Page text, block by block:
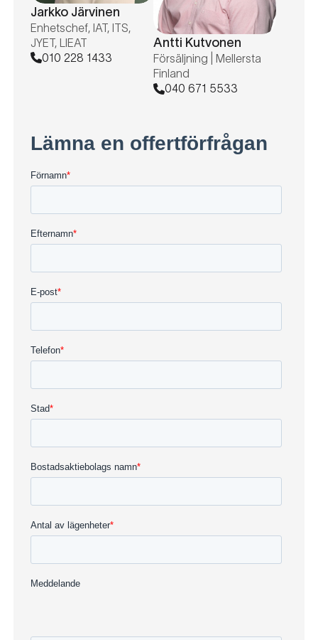
Jarkko Järvinen
Enhetschef, IAT, ITS,
JYET, LIEAT
010 228 1433
Antti Kutvonen
Försäljning | Mellersta
Finland
040 671 5533